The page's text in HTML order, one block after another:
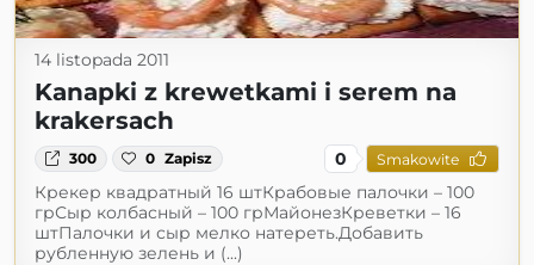
14 listopada 2011
Kanapki z krewetkami i serem na
krakersach
300 0 Zapisz 0 Smakowite
Крекер квадратный 16 штКрабовые палочки – 100
грСыр колбасный – 100 грМайонезКреветки – 16
штПалочки и сыр мелко натереть.Добавить
рубленную зелень и (...)